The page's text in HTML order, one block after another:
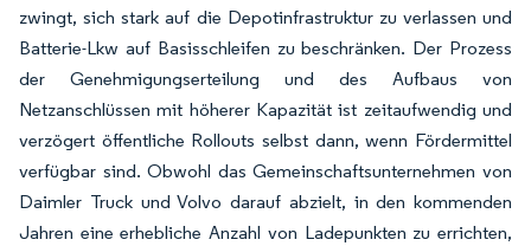
zwingt, sich stark auf die Depotinfrastruktur zu verlassen und
Batterie-Lkw auf Basisschleifen zu beschränken. Der Prozess
der Genehmigungserteilung und des Aufbaus von
Netzanschlüssen mit höherer Kapazität ist zeitaufwendig und
verzögert öffentliche Rollouts selbst dann, wenn Fördermittel
verfügbar sind. Obwohl das Gemeinschaftsunternehmen von
Daimler Truck und Volvo darauf abzielt, in den kommenden
Jahren eine erhebliche Anzahl von Ladepunkten zu errichten,